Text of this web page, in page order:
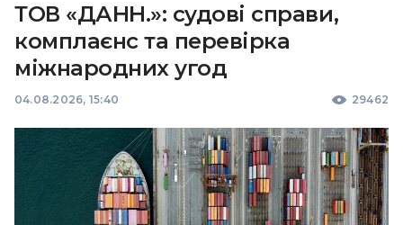
ТОВ «ДАНН.»: судові справи,
комплаєнс та перевірка
міжнародних угод
04.08.2026, 15:40 29462